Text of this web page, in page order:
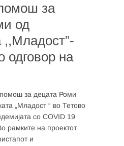
за
од
,,Младост”-
одговор на
за децата Роми
„Младост “ во Тетово
со COVID 19
рамките на проектот
и